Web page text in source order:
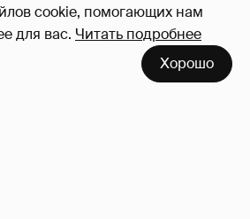
cookie, помогающих нам
для вас. Читать подробнее
Хорошо